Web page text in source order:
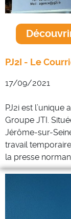
PJ2I - Le
17/09/2021
PJ2i est l’unique
Groupe JTI.
Jérôme-sur-
travail
la presse